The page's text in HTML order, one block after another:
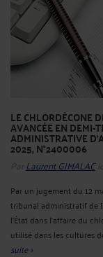
LE CHLORDÉCONE
AVANCÉE EN DEMI-
ADMINISTRATIVE
2025, N°2400006
Par Laurent GIMALAC
Par un jugement du 12
tribunal administratif de
l'État dans l'affaire du
utilisé dans les cultures
suite >